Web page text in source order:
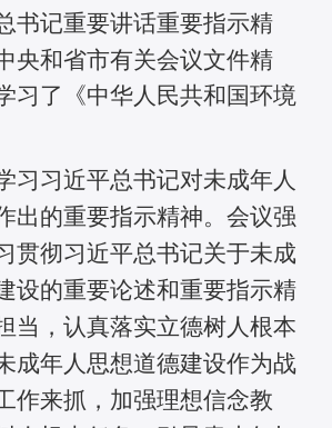
书记重要讲话重要指示精
央和省市有关会议文件精
习了《中华人民共和国环境
习习近平总书记对未成年人
出的重要指示精神。会议强
贯彻习近平总书记关于未成
设的重要论述和重要指示精
当，认真落实立德树人根本
成年人思想道德建设作为战
作来抓，加强理想信念教